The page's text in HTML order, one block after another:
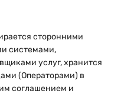
сторонними
системами,
услуг, хранится
(Операторами) в
соглашением и